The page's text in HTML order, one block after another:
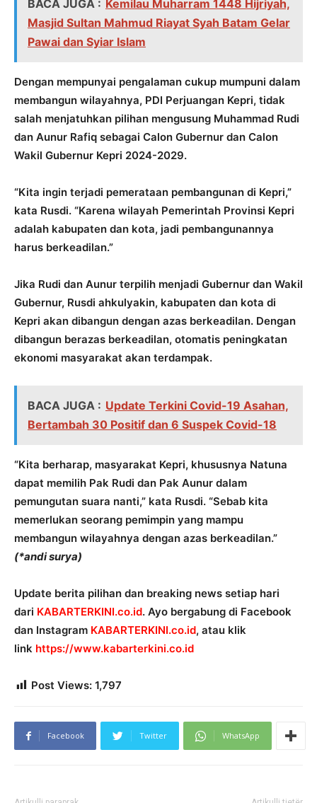
BACA JUGA : Kemilau Muharram 1448 Hijriyah,
Masjid Sultan Mahmud Riayat Syah Batam Gelar
Pawai dan Syiar Islam
Dengan mempunyai pengalaman cukup mumpuni dalam
membangun wilayahnya, PDI Perjuangan Kepri, tidak
salah menjatuhkan pilihan mengusung Muhammad Rudi
dan Aunur Rafiq sebagai Calon Gubernur dan Calon
Wakil Gubernur Kepri 2024-2029.
“Kita ingin terjadi pemerataan pembangunan di Kepri,”
kata Rusdi. “Karena wilayah Pemerintah Provinsi Kepri
adalah kabupaten dan kota, jadi pembangunannya
harus berkeadilan.”
Jika Rudi dan Aunur terpilih menjadi Gubernur dan Wakil
Gubernur, Rusdi ahkulyakin, kabupaten dan kota di
Kepri akan dibangun dengan azas berkeadilan. Dengan
dibangun berazas berkeadilan, otomatis peningkatan
ekonomi masyarakat akan terdampak.
BACA JUGA : Update Terkini Covid-19 Asahan,
Bertambah 30 Positif dan 6 Suspek Covid-18
“Kita berharap, masyarakat Kepri, khususnya Natuna
dapat memilih Pak Rudi dan Pak Aunur dalam
pemungutan suara nanti,” kata Rusdi. “Sebab kita
memerlukan seorang pemimpin yang mampu
membangun wilayahnya dengan azas berkeadilan.”
(*andi surya)
Update berita pilihan dan breaking news setiap hari
dari KABARTERKINI.co.id. Ayo bergabung di Facebook
dan Instagram KABARTERKINI.co.id, atau klik
link https://www.kabarterkini.co.id
Post Views: 1,797
Facebook Twitter WhatsApp